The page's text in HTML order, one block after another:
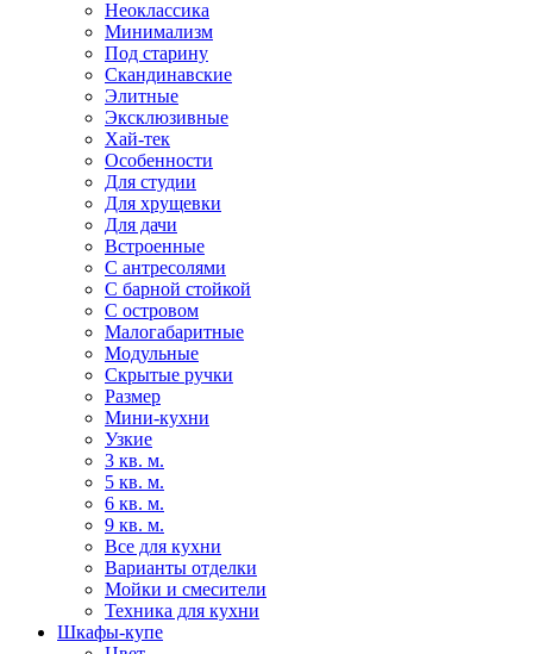
Неоклассика
Минимализм
Под старину
Скандинавские
Элитные
Эксклюзивные
Хай-тек
Особенности
Для студии
Для хрущевки
Для дачи
Встроенные
С антресолями
С барной стойкой
С островом
Малогабаритные
Модульные
Скрытые ручки
Размер
Мини-кухни
Узкие
3 кв. м.
5 кв. м.
6 кв. м.
9 кв. м.
Все для кухни
Варианты отделки
Мойки и смесители
Техника для кухни
Шкафы-купе